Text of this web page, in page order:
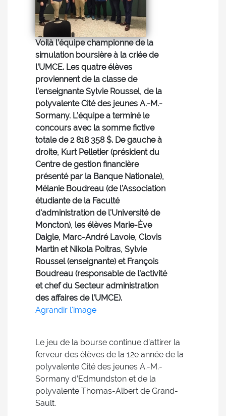
Voilà l’équipe championne de la
simulation boursière à la criée de
l’UMCE. Les quatre élèves
proviennent de la classe de
l’enseignante Sylvie Roussel, de la
polyvalente Cité des jeunes A.-M.-
Sormany. L’équipe a terminé le
concours avec la somme fictive
totale de 2 818 358 $. De gauche à
droite, Kurt Pelletier (président du
Centre de gestion financière
présenté par la Banque Nationale),
Mélanie Boudreau (de l’Association
étudiante de la Faculté
d'administration de l'Université de
Moncton), les élèves Marie-Ève
Daigle, Marc-André Lavoie, Clovis
Martin et Nikola Poitras, Sylvie
Roussel (enseignante) et François
Boudreau (responsable de l’activité
et chef du Secteur administration
des affaires de l’UMCE).
Agrandir l'image
Le jeu de la bourse continue d’attirer la
ferveur des élèves de la 12e année de la
polyvalente Cité des jeunes A.-M.-
Sormany d’Edmundston et de la
polyvalente Thomas-Albert de Grand-
Sault.